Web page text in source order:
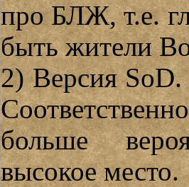
про БЛЖ, т.е.
быть жители
2) Версия
больше
высокое место.